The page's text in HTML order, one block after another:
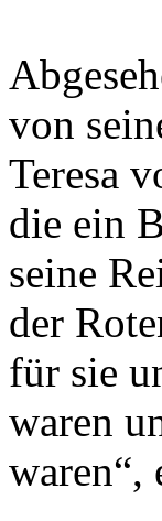
von
Teresa
die ein
seine
der
für sie
waren
waren“,